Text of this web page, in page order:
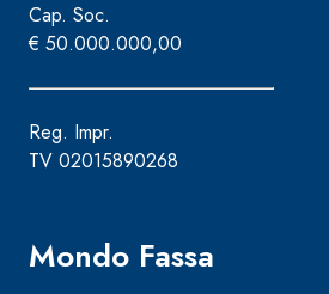
Cap. Soc.
€ 50.000.000,00
Reg. Impr.
TV 02015890268
Mondo Fassa